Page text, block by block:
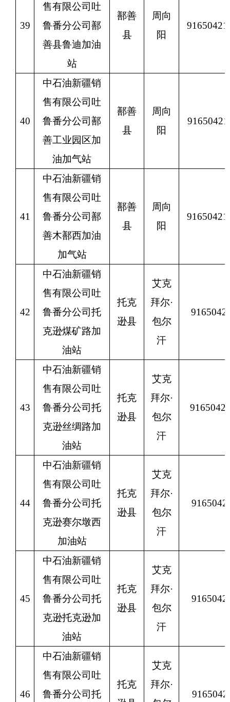
39
售有限公司吐
鲁番分公司鄯
善县鲁迪加油
站
鄯善
县
周向
阳
40
中石油新疆销
售有限公司吐
鲁番分公司鄯
善工业园区加
油加气站
鄯善
县
周向
阳
41
中石油新疆销
售有限公司吐
鲁番分公司鄯
善木鄯西加油
加气站
鄯善
县
周向
阳
42
中石油新疆销
售有限公司吐
鲁番分公司托
克逊煤矿路加
油站
托克
逊县
艾克
拜尔·
包尔
汗
43
中石油新疆销
售有限公司吐
鲁番分公司托
克逊丝绸路加
油站
托克
逊县
艾克
拜尔·
包尔
汗
44
中石油新疆销
售有限公司吐
鲁番分公司托
克逊赛尔墩西
加油站
托克
逊县
艾克
拜尔·
包尔
汗
45
中石油新疆销
售有限公司吐
鲁番分公司托
克逊托克逊加
油站
托克
逊县
艾克
拜尔·
包尔
汗
46
中石油新疆销
售有限公司吐
鲁番分公司托
托克
艾克
拜尔·